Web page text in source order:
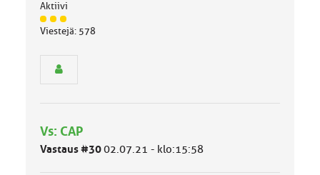
l
i
e
Aktiivi
J
ä
m
ä
Viestejä: 578
Vs: CAP
Vastaus #3002.07.21 - klo:15:58